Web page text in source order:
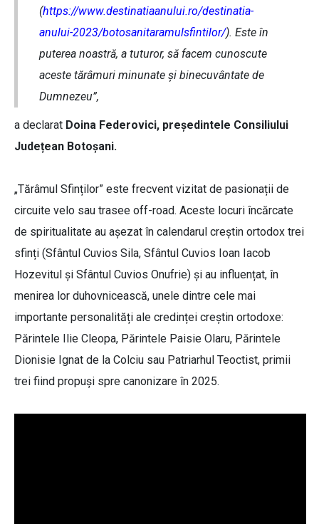
(https://www.destinatiaanului.ro/destinatia-
anului-2023/botosanitaramulsfintilor/). Este în
puterea noastră, a tuturor, să facem cunoscute
aceste tărâmuri minunate și binecuvântate de
Dumnezeu”,
a declarat Doina Federovici, președintele Consiliului
Județean Botoșani.
„Tărâmul Sfinților” este frecvent vizitat de pasionații de
circuite velo sau trasee off-road. Aceste locuri încărcate
de spiritualitate au așezat în calendarul creștin ortodox trei
sfinți (Sfântul Cuvios Sila, Sfântul Cuvios Ioan Iacob
Hozevitul și Sfântul Cuvios Onufrie) și au influențat, în
menirea lor duhovnicească, unele dintre cele mai
importante personalități ale credinței creștin ortodoxe:
Părintele Ilie Cleopa, Părintele Paisie Olaru, Părintele
Dionisie Ignat de la Colciu sau Patriarhul Teoctist, primii
trei fiind propuși spre canonizare în 2025.